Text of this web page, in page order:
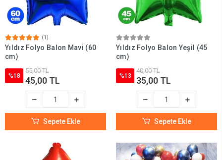
(1)
Yıldız Folyo Balon Mavi (60
cm)
%18
55,00 TL
45,00 TL
Sepete Ekle
Yıldız Folyo Balon Yeşil (45
cm)
%13
40,00 TL
35,00 TL
Sepete Ekle